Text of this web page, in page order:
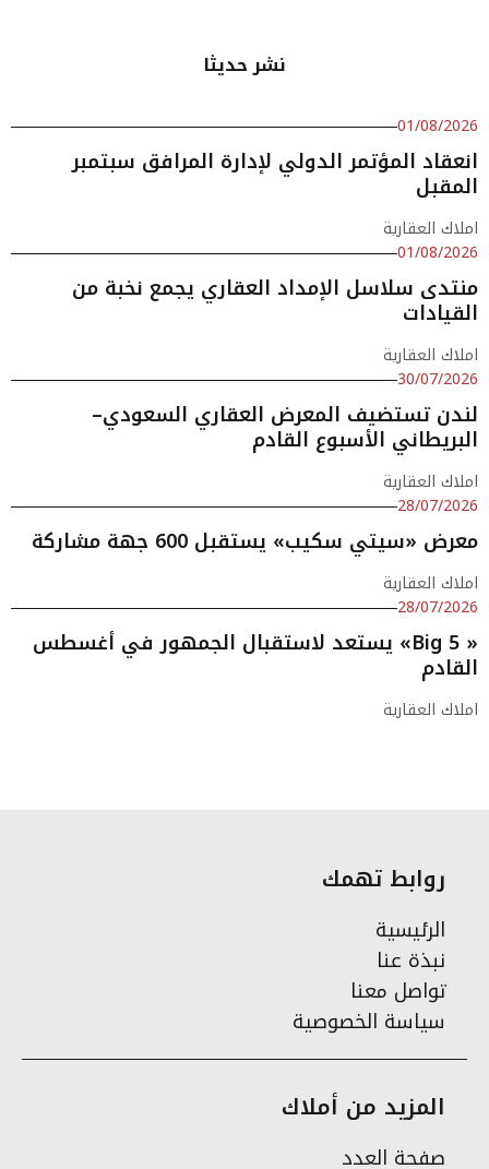
نشر حديثا
01/08/2026
انعقاد المؤتمر الدولي لإدارة المرافق سبتمبر
المقبل
املاك العقارية
01/08/2026
منتدى سلاسل الإمداد العقاري يجمع نخبة من
القيادات
املاك العقارية
30/07/2026
لندن تستضيف المعرض العقاري السعودي–
البريطاني الأسبوع القادم
املاك العقارية
28/07/2026
معرض «سيتي سكيب» يستقبل 600 جهة مشاركة
املاك العقارية
28/07/2026
« Big 5» يستعد لاستقبال الجمهور في أغسطس
القادم
املاك العقارية
روابط تهمك
الرئيسية
نبذة عنا
تواصل معنا
سياسة الخصوصية
المزيد من أملاك
صفحة العدد